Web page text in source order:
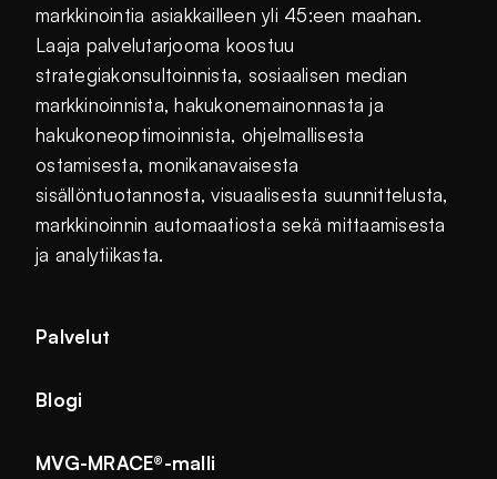
markkinointia asiakkailleen yli 45:een maahan.
Laaja palvelutarjooma koostuu
strategiakonsultoinnista, sosiaalisen median
markkinoinnista, hakukonemainonnasta ja
hakukoneoptimoinnista, ohjelmallisesta
ostamisesta, monikanavaisesta
sisällöntuotannosta, visuaalisesta suunnittelusta,
markkinoinnin automaatiosta sekä mittaamisesta
ja analytiikasta.
Palvelut
Blogi
MVG-MRACE®-malli